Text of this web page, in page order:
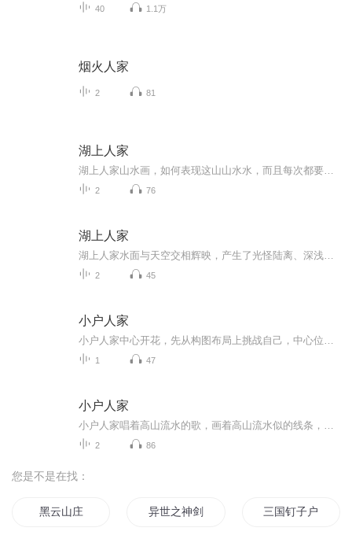
40 1.1万
烟火人家
2 81
湖上人家
2 76
湖上人家
2 45
小户人家
1 47
小户人家
2 86
您是不是在找：
黑云山庄 异世之神剑山庄 三国钉子户